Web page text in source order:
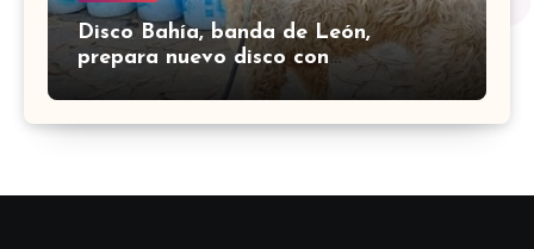
Disco Bahía, banda de León,
prepara nuevo disco con
colaboración de Little Jesus